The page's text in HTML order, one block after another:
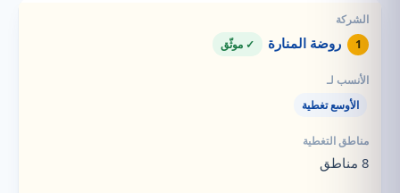
1 روضة المنارة ✓ موثّق
الأوسع تغطية
8 مناطق